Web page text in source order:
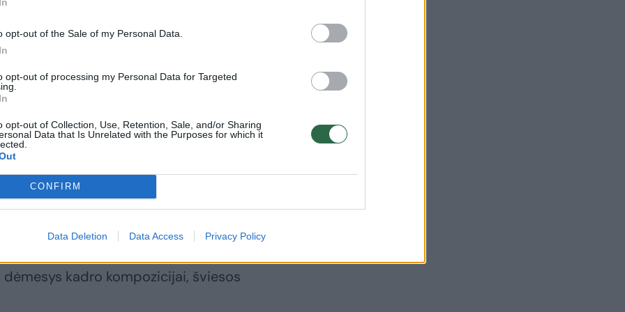
opt-out of the Sale of my Personal Data.
opt-out of processing my Personal Data for Targeted
opt-out of Collection, Use, Retention, Sale, and/or Sharing
Data that Is Unrelated with the Purposes for which it
CONFIRM
Data Deletion Data Access Privacy Policy
kūrė juostas su iškiliais Lietuvos
senelė“, „Dievų miškas“,
Lukšu („Žalčio žvilgsnis“, Mėnulio
mažytė žmona“), Andriumi Šiuša
Janina Lapinskaite
Inesa Kurklietyte,
tai žmogus pagavęs kino infekciją.
kūrėjo profesionalumas, kietas
kadro kompozicijai, šviesos